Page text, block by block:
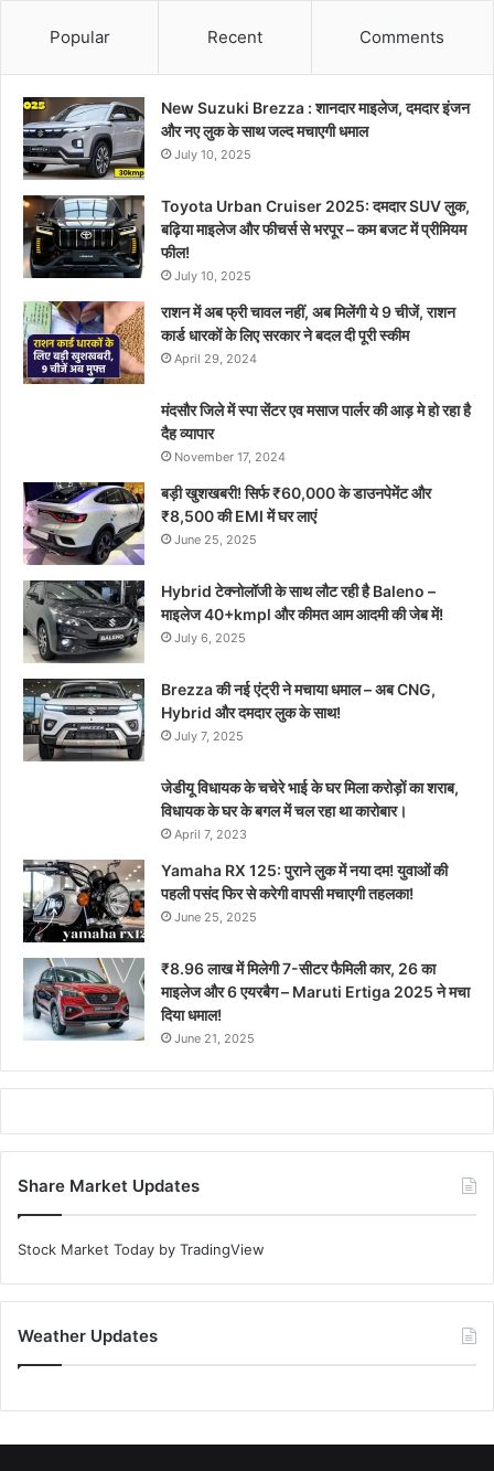
Popular Recent Comments
New Suzuki Brezza : शानदार माइलेज, दमदार इंजन
और नए लुक के साथ जल्द मचाएगी धमाल
July 10, 2025
Toyota Urban Cruiser 2025: दमदार SUV लुक,
बढ़िया माइलेज और फीचर्स से भरपूर – कम बजट में प्रीमियम
फील!
July 10, 2025
राशन में अब फ्री चावल नहीं, अब मिलेंगी ये 9 चीजें, राशन
कार्ड धारकों के लिए सरकार ने बदल दी पूरी स्कीम
April 29, 2024
मंदसौर जिले में स्पा सेंटर एव मसाज पार्लर की आड़ मे हो रहा है
दैह व्यापार
November 17, 2024
बड़ी खुशखबरी! सिर्फ ₹60,000 के डाउनपेमेंट और
₹8,500 की EMI में घर लाएं
June 25, 2025
Hybrid टेक्नोलॉजी के साथ लौट रही है Baleno –
माइलेज 40+kmpl और कीमत आम आदमी की जेब में!
July 6, 2025
Brezza की नई एंट्री ने मचाया धमाल – अब CNG,
Hybrid और दमदार लुक के साथ!
July 7, 2025
जेडीयू विधायक के चचेरे भाई के घर मिला करोड़ों का शराब,
विधायक के घर के बगल में चल रहा था कारोबार।
April 7, 2023
Yamaha RX 125: पुराने लुक में नया दम! युवाओं की
पहली पसंद फिर से करेगी वापसी मचाएगी तहलका!
June 25, 2025
₹8.96 लाख में मिलेगी 7-सीटर फैमिली कार, 26 का
माइलेज और 6 एयरबैग – Maruti Ertiga 2025 ने मचा
दिया धमाल!
June 21, 2025
Share Market Updates
Stock Market Today by TradingView
Weather Updates